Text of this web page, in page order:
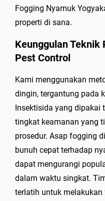
Fogging Nyamuk
properti di sana.
Keunggulan Teknik
Pest Control
Kami menggunakan
dingin, tergantung pada
Insektisida yang
tingkat keamanan yang
prosedur. Asap fogging
bunuh cepat terhadap
dapat mengurangi
dalam waktu singkat.
terlatih untuk